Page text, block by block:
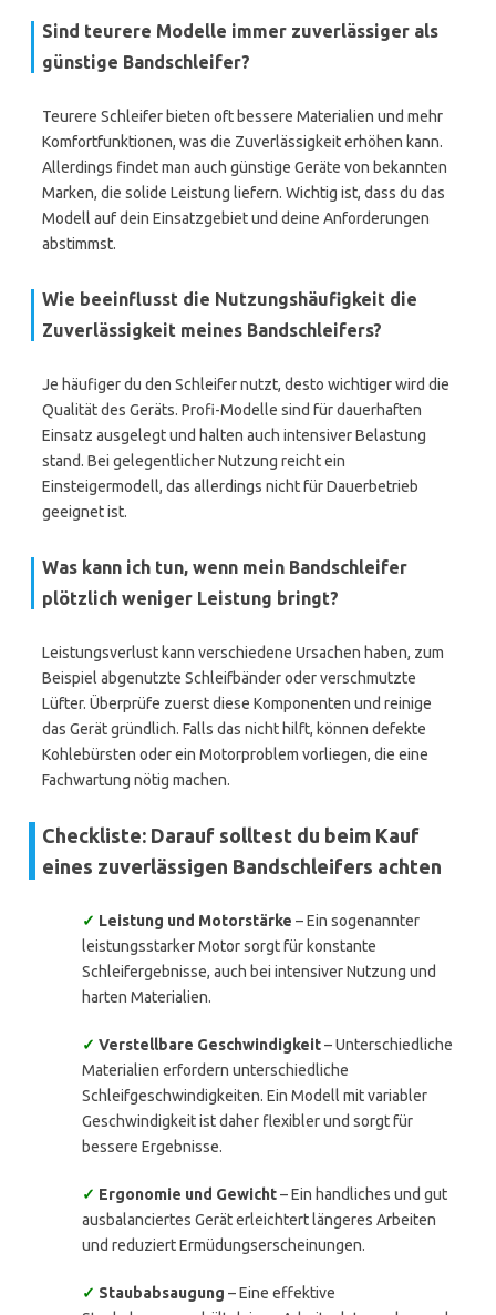
Sind teurere Modelle immer zuverlässiger als
günstige Bandschleifer?
Teurere Schleifer bieten oft bessere Materialien und mehr
Komfortfunktionen, was die Zuverlässigkeit erhöhen kann.
Allerdings findet man auch günstige Geräte von bekannten
Marken, die solide Leistung liefern. Wichtig ist, dass du das
Modell auf dein Einsatzgebiet und deine Anforderungen
abstimmst.
Wie beeinflusst die Nutzungshäufigkeit die
Zuverlässigkeit meines Bandschleifers?
Je häufiger du den Schleifer nutzt, desto wichtiger wird die
Qualität des Geräts. Profi-Modelle sind für dauerhaften
Einsatz ausgelegt und halten auch intensiver Belastung
stand. Bei gelegentlicher Nutzung reicht ein
Einsteigermodell, das allerdings nicht für Dauerbetrieb
geeignet ist.
Was kann ich tun, wenn mein Bandschleifer
plötzlich weniger Leistung bringt?
Leistungsverlust kann verschiedene Ursachen haben, zum
Beispiel abgenutzte Schleifbänder oder verschmutzte
Lüfter. Überprüfe zuerst diese Komponenten und reinige
das Gerät gründlich. Falls das nicht hilft, können defekte
Kohlebürsten oder ein Motorproblem vorliegen, die eine
Fachwartung nötig machen.
Checkliste: Darauf solltest du beim Kauf
eines zuverlässigen Bandschleifers achten
✓ Leistung und Motorstärke – Ein sogenannter
leistungsstarker Motor sorgt für konstante
Schleifergebnisse, auch bei intensiver Nutzung und
harten Materialien.
✓ Verstellbare Geschwindigkeit– Unterschiedliche
Materialien erfordern unterschiedliche
Schleifgeschwindigkeiten. Ein Modell mit variabler
Geschwindigkeit ist daher flexibler und sorgt für
bessere Ergebnisse.
✓ Ergonomie und Gewicht– Ein handliches und gut
ausbalanciertes Gerät erleichtert längeres Arbeiten
und reduziert Ermüdungserscheinungen.
✓ Staubabsaugung – Eine effektive